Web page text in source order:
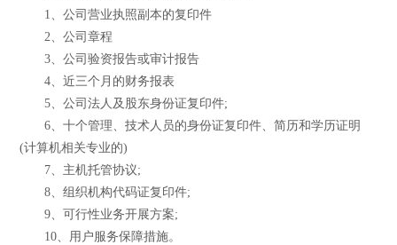
1、公司营业执照副本的复印件
2、公司章程
3、公司验资报告或审计报告
4、近三个月的财务报表
5、公司法人及股东身份证复印件;
6、十个管理、技术人员的身份证复印件、简历和学历证明
(计算机相关专业的)
7、主机托管协议;
8、组织机构代码证复印件;
9、可行性业务开展方案;
10、用户服务保障措施。